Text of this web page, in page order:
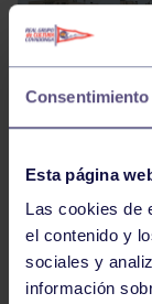
Consentimiento
Esta página
Las cookies de
el contenido y
sociales y
información